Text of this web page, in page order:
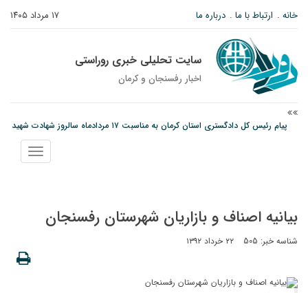
۱۷ مرداد ۱۴۰۵ خانه ارتباط با ما درباره ما
سایت تحلیلی خبری روراستی
اخبار رفسنجان و كرمان
پیام رئیس کل دادگستری استان کرمان به مناسبت ۱۷ مردادماه سالروز شهادت شهید
نمایش
منو
بیانیه اصناف و بازاریان شهرستان رفسنجان
شناسه خبر: 505 ۲۲ خرداد ۱۳۹۲